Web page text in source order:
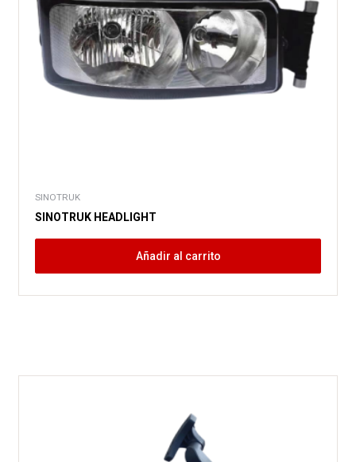
SINOTRUK
SINOTRUK HEADLIGHT
Añadir al carrito